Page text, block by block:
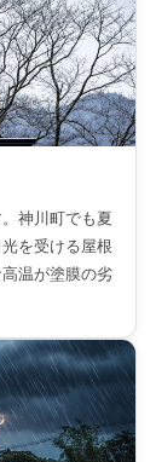
神川町でも夏
を受ける屋根
温が塗膜の劣